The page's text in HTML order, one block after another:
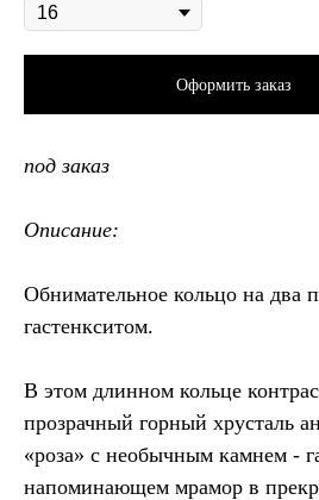
Оформить заказ
под заказ
Описание:
Обнимательное кольцо на два
гастенкситом.
В этом длинном кольце
прозрачный горный хрусталь
«роза» с необычным камнем -
напоминающем мрамор в